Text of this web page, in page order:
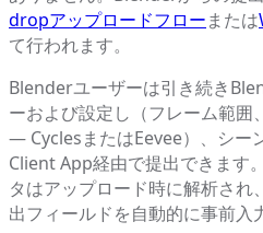
dropアップロードフローまたは
て行われます。
Blenderユーザーは引き続き
ーおよび設定し（フレーム範囲
— CyclesまたはEevee）、シー
Client App経由で提出できます。
タはアップロード時に解析さ
出フィールドを自動的に事前入